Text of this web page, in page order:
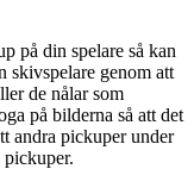
på din spelare så kan
skivspelare genom att
de nålar som
på bilderna så att det
andra pickuper under
pickuper.